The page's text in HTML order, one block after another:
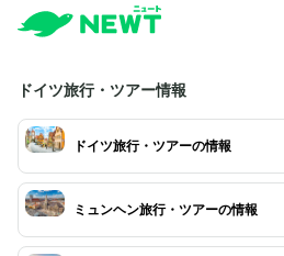
ドイツ旅行・ツアー情報
ドイツ旅行・ツアーの情報
ミュンヘン旅行・ツアーの情報